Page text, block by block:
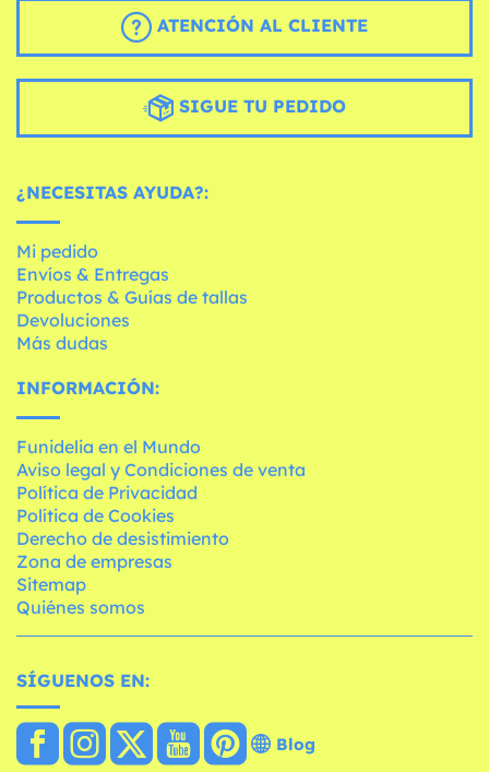
ATENCIÓN AL CLIENTE
SIGUE TU PEDIDO
¿NECESITAS AYUDA?:
Mi pedido
Envíos & Entregas
Productos & Guías de tallas
Devoluciones
Más dudas
INFORMACIÓN:
Funidelia en el Mundo
Aviso legal y Condiciones de venta
Política de Privacidad
Política de Cookies
Derecho de desistimiento
Zona de empresas
Sitemap
Quiénes somos
SÍGUENOS EN:
Blog